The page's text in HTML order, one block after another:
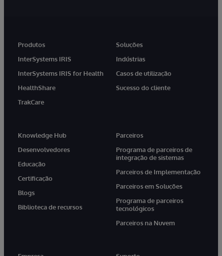
Produtos
InterSystems IRIS
InterSystems IRIS for Health
HealthShare
TrakCare
Soluções
Indústrias
Casos de utilização
Sucesso do cliente
Knowledge Hub
Desenvolvedores
Educação
Certificação
Blogs
Biblioteca de recursos
Parceiros
Programa de parceiros de
integração de sistemas
Parceiros de Implementação
Parceiros em Soluções
Programa de parceiros
tecnológicos
Parceiros na Nuvem